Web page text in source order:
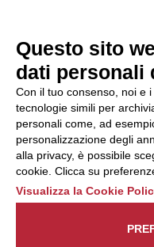
del Codice
possibile
reclamo
Monitoraggio
una delle
descritte al
indirizzo web
https://odm-
Questo sito
dati personali
Con il tuo consenso, noi e
tecnologie simili per
personali come, ad
personalizzazione degli
alla privacy, è possibile
cookie. Clicca su
Visualizza la Cookie